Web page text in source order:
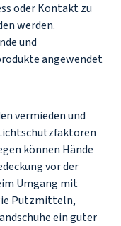
oder Kontakt zu
werden.
und
angewendet
vermieden und
können Hände
vor der
Umgang mit
Putzmitteln,
ein guter